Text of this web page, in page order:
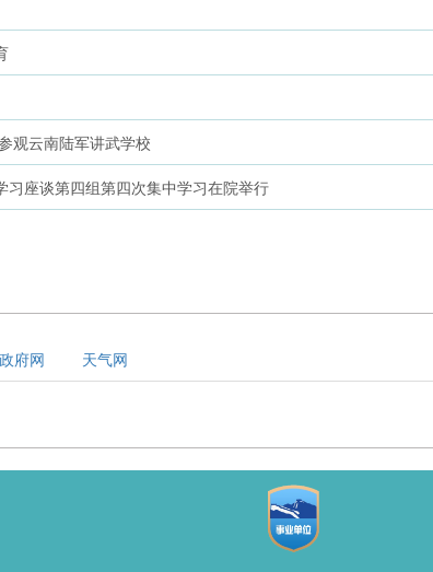
观云南陆军讲武学校
座谈第四组第四次集中学习在院举行
府网 天气网